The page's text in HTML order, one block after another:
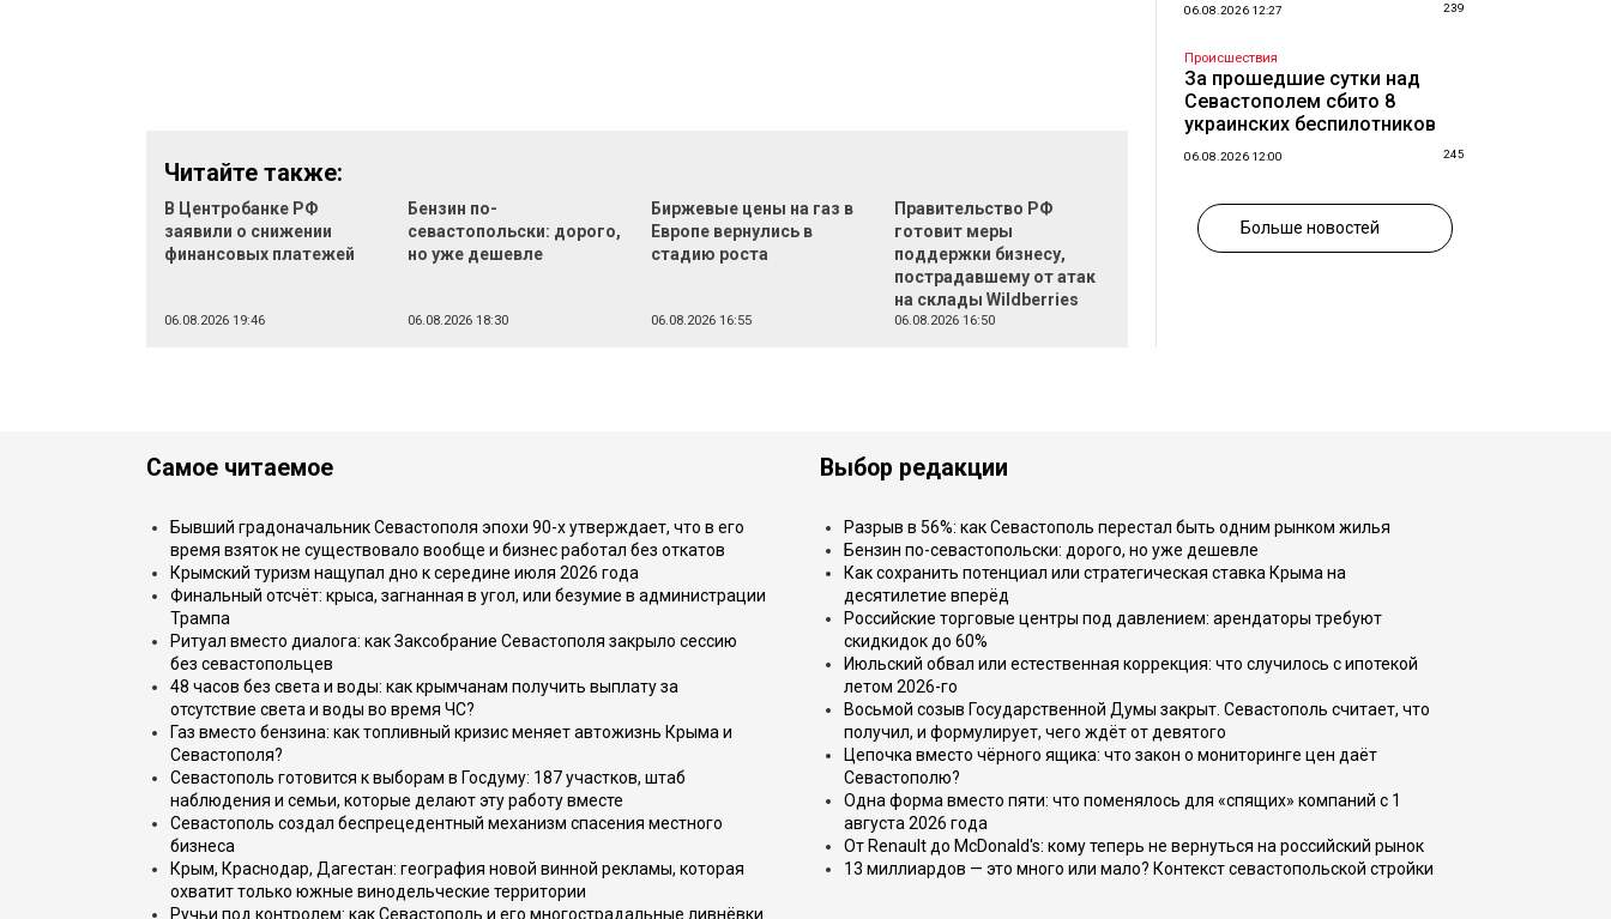
Читайте также:
В Центробанке РФ
заявили о снижении
финансовых платежей
06.08.2026 19:46
Бензин по-
севастопольски: дорого,
но уже дешевле
06.08.2026 18:30
Биржевые цены на газ в
Европе вернулись в
стадию роста
06.08.2026 16:55
Правительство РФ
готовит меры
поддержки бизнесу,
пострадавшему от атак
на склады Wildberries
06.08.2026 16:50
06.08.2026 12:27 239
Происшествия
За прошедшие сутки над
Севастополем сбито 8
украинских беспилотников
06.08.2026 12:00 245
Больше новостей
Самое читаемое
Бывший градоначальник Севастополя эпохи 90-х утверждает, что в его
время взяток не существовало вообще и бизнес работал без откатов
Крымский туризм нащупал дно к середине июля 2026 года
Финальный отсчёт: крыса, загнанная в угол, или безумие в администрации
Трампа
Ритуал вместо диалога: как Заксобрание Севастополя закрыло сессию
без севастопольцев
48 часов без света и воды: как крымчанам получить выплату за
отсутствие света и воды во время ЧС?
Газ вместо бензина: как топливный кризис меняет автожизнь Крыма и
Севастополя?
Севастополь готовится к выборам в Госдуму: 187 участков, штаб
наблюдения и семьи, которые делают эту работу вместе
Севастополь создал беспрецедентный механизм спасения местного
бизнеса
Крым, Краснодар, Дагестан: география новой винной рекламы, которая
охватит только южные винодельческие территории
Ручьи под контролем: как Севастополь и его многострадальные ливнёвки
Выбор редакции
Разрыв в 56%: как Севастополь перестал быть одним рынком жилья
Бензин по-севастопольски: дорого, но уже дешевле
Как сохранить потенциал или стратегическая ставка Крыма на
десятилетие вперёд
Российские торговые центры под давлением: арендаторы требуют
скидкидок до 60%
Июльский обвал или естественная коррекция: что случилось с ипотекой
летом 2026-го
Восьмой созыв Государственной Думы закрыт. Севастополь считает, что
получил, и формулирует, чего ждёт от девятого
Цепочка вместо чёрного ящика: что закон о мониторинге цен даёт
Севастополю?
Одна форма вместо пяти: что поменялось для «спящих» компаний с 1
августа 2026 года
От Renault до McDonald's: кому теперь не вернуться на российский рынок
13 миллиардов — это много или мало? Контекст севастопольской стройки